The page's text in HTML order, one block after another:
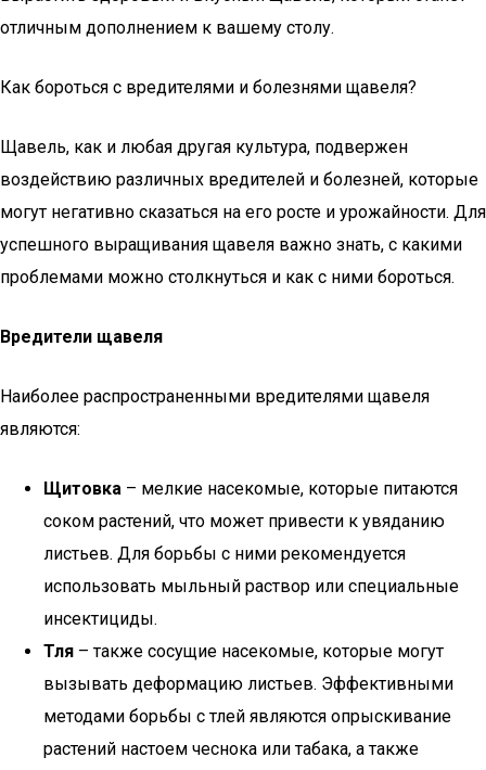
отличным дополнением к вашему столу.
Как бороться с вредителями и болезнями щавеля?
Щавель, как и любая другая культура, подвержен
воздействию различных вредителей и болезней, которые
могут негативно сказаться на его росте и урожайности. Для
успешного выращивания щавеля важно знать, с какими
проблемами можно столкнуться и как с ними бороться.
Вредители щавеля
Наиболее распространенными вредителями щавеля
являются:
Щитовка – мелкие насекомые, которые питаются
соком растений, что может привести к увяданию
листьев. Для борьбы с ними рекомендуется
использовать мыльный раствор или специальные
инсектициды.
Тля – также сосущие насекомые, которые могут
вызывать деформацию листьев. Эффективными
методами борьбы с тлей являются опрыскивание
растений настоем чеснока или табака, а также